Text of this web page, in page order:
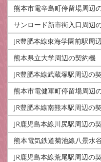
熊本市電辛島町停留場周辺
サンロード新市街入口周辺
JR豊肥本線東海学園前駅周
熊本県立大学周辺の契約機
JR豊肥本線武蔵塚駅周辺の
熊本市電健軍町停留場周辺
JR豊肥本線南熊本駅周辺の
JR鹿児島本線川尻駅周辺の
熊本電気鉄道菊池線八景水
JR鹿児島本線荒尾駅周辺の